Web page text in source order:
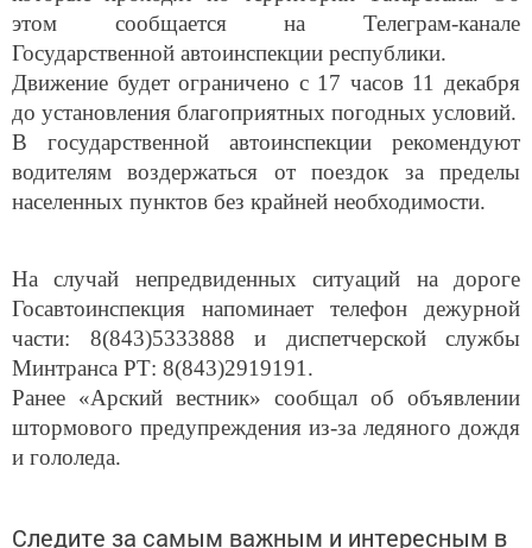
этом сообщается на Телеграм-канале
Государственной автоинспекции республики.
Движение будет ограничено с 17 часов 11 декабря
до установления благоприятных погодных условий.
В государственной автоинспекции рекомендуют
водителям воздержаться от поездок за пределы
населенных пунктов без крайней необходимости.
На случай непредвиденных ситуаций на дороге
Госавтоинспекция напоминает телефон дежурной
части: 8(843)5333888 и диспетчерской службы
Минтранса РТ: 8(843)2919191.
Ранее «Арский вестник» сообщал об объявлении
штормового предупреждения из-за ледяного дождя
и гололеда.
Следите за самым важным и интересным в